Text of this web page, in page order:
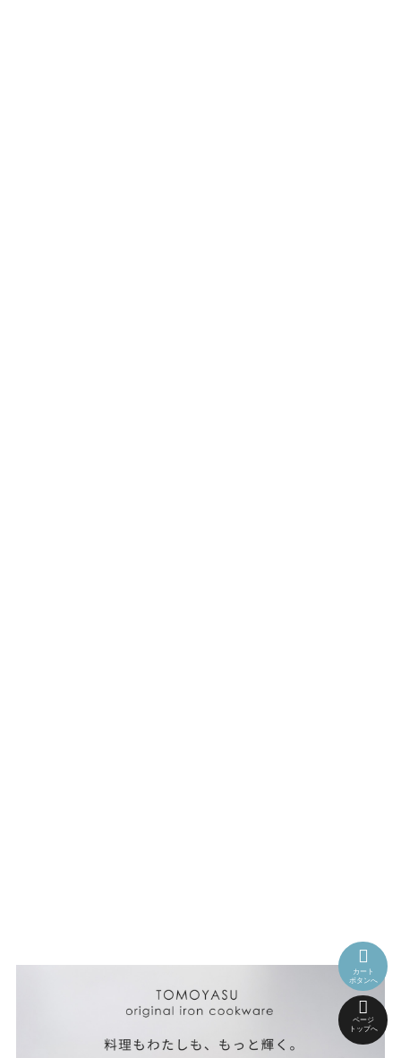
カート
ボタンへ
ページ
トップへ